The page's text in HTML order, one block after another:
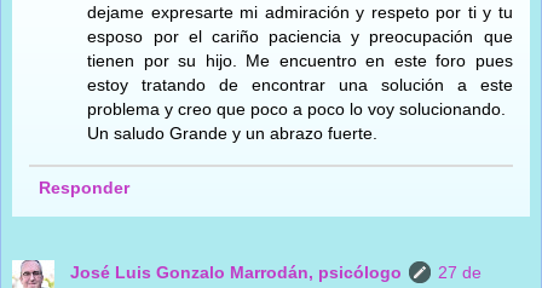
dejame expresarte mi admiración y respeto por ti y tu
esposo por el cariño paciencia y preocupación que
tienen por su hijo. Me encuentro en este foro pues
estoy tratando de encontrar una solución a este
problema y creo que poco a poco lo voy solucionando.
Un saludo Grande y un abrazo fuerte.
Responder
José Luis Gonzalo Marrodán, psicólogo
27 de